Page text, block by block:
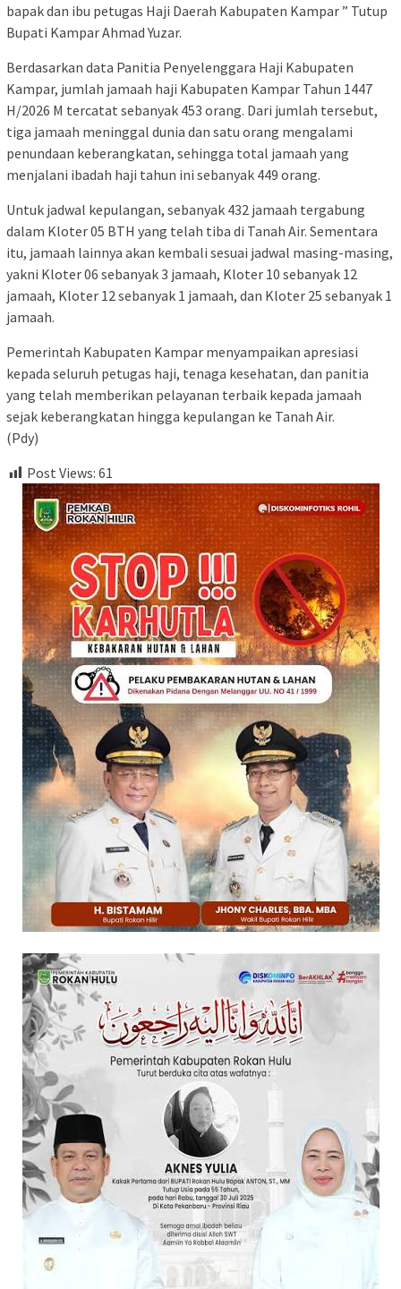
bapak dan ibu petugas Haji Daerah Kabupaten Kampar ” Tutup
Bupati Kampar Ahmad Yuzar.
Berdasarkan data Panitia Penyelenggara Haji Kabupaten
Kampar, jumlah jamaah haji Kabupaten Kampar Tahun 1447
H/2026 M tercatat sebanyak 453 orang. Dari jumlah tersebut,
tiga jamaah meninggal dunia dan satu orang mengalami
penundaan keberangkatan, sehingga total jamaah yang
menjalani ibadah haji tahun ini sebanyak 449 orang.
Untuk jadwal kepulangan, sebanyak 432 jamaah tergabung
dalam Kloter 05 BTH yang telah tiba di Tanah Air. Sementara
itu, jamaah lainnya akan kembali sesuai jadwal masing-masing,
yakni Kloter 06 sebanyak 3 jamaah, Kloter 10 sebanyak 12
jamaah, Kloter 12 sebanyak 1 jamaah, dan Kloter 25 sebanyak 1
jamaah.
Pemerintah Kabupaten Kampar menyampaikan apresiasi
kepada seluruh petugas haji, tenaga kesehatan, dan panitia
yang telah memberikan pelayanan terbaik kepada jamaah
sejak keberangkatan hingga kepulangan ke Tanah Air.
(Pdy)
Post Views: 61